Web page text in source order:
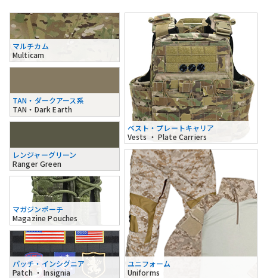
マルチカム
Multicam
TAN・ダークアース系
TAN・Dark Earth
レンジャーグリーン
Ranger Green
ベスト・プレートキャリア
Vests ・ Plate Carriers
マガジンポーチ
Magazine Pouches
パッチ・インシグニア
Patch ・ Insignia
ユニフォーム
Uniforms